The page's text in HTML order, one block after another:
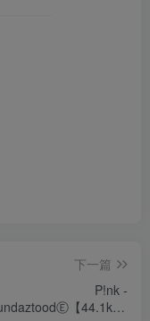
下一篇
P!nk -
【44.1kHz